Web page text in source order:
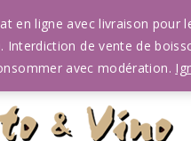
ligne avec livraison
de vente de
avec modération.